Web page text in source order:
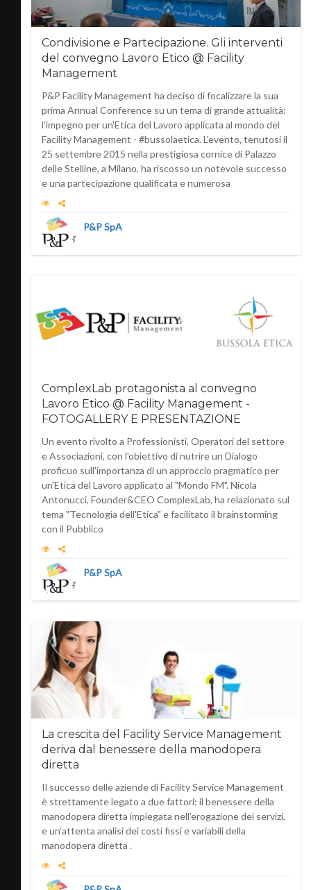
Condivisione e Partecipazione. Gli interventi
del convegno Lavoro Etico @ Facility
Management
P&P Facility Management ha deciso di focalizzare la sua
prima Annual Conference su un tema di grande attualità:
l'impegno per un'Etica del Lavoro applicata al mondo del
Facility Management - #bussolaetica. L'evento, tenutosi il
25 settembre 2015 nella prestigiosa cornice di Palazzo
delle Stelline, a Milano, ha riscosso un notevole successo
e una partecipazione qualificata e numerosa
P&P SpA
ComplexLab protagonista al convegno
Lavoro Etico @ Facility Management -
FOTOGALLERY E PRESENTAZIONE
Un evento rivolto a Professionisti, Operatori del settore
e Associazioni, con l'obiettivo di nutrire un Dialogo
proficuo sull'importanza di un approccio pragmatico per
un'Etica del Lavoro applicato al "Mondo FM". Nicola
Antonucci, Founder&CEO ComplexLab, ha relazionato sul
tema "Tecnologia dell'Etica" e facilitato il brainstorming
con il Pubblico
P&P SpA
La crescita del Facility Service Management
deriva dal benessere della manodopera
diretta
Il successo delle aziende di Facility Service Management
è strettamente legato a due fattori: il benessere della
manodopera diretta impiegata nell’erogazione dei servizi,
e un’attenta analisi dei costi fissi e variabili della
manodopera diretta .